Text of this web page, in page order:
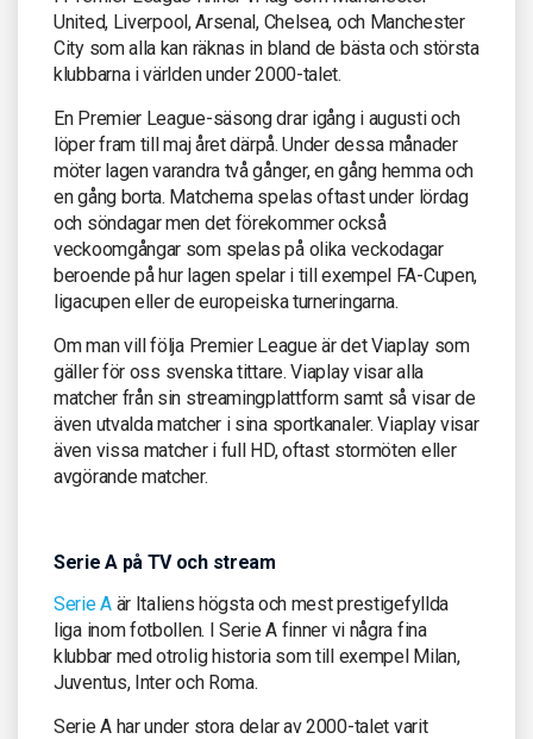
United, Liverpool, Arsenal, Chelsea, och Manchester
City som alla kan räknas in bland de bästa och största
klubbarna i världen under 2000-talet.
En Premier League-säsong drar igång i augusti och
löper fram till maj året därpå. Under dessa månader
möter lagen varandra två gånger, en gång hemma och
en gång borta. Matcherna spelas oftast under lördag
och söndagar men det förekommer också
veckoomgångar som spelas på olika veckodagar
beroende på hur lagen spelar i till exempel FA-Cupen,
ligacupen eller de europeiska turneringarna.
Om man vill följa Premier League är det Viaplay som
gäller för oss svenska tittare. Viaplay visar alla
matcher från sin streamingplattform samt så visar de
även utvalda matcher i sina sportkanaler. Viaplay visar
även vissa matcher i full HD, oftast stormöten eller
avgörande matcher.
Serie A på TV och stream
Serie Aär Italiens högsta och mest prestigefyllda
liga inom fotbollen. I Serie A finner vi några fina
klubbar med otrolig historia som till exempel Milan,
Juventus, Inter och Roma.
Serie A har under stora delar av 2000-talet varit